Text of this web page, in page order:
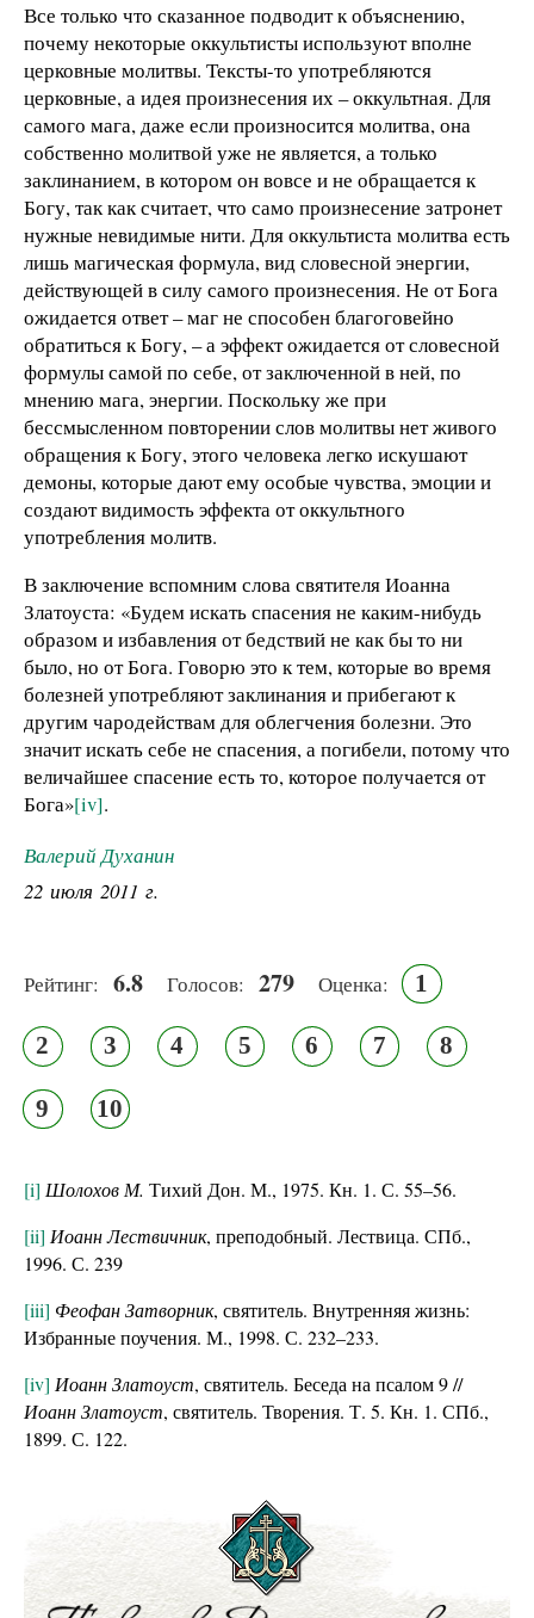
Все только что сказанное подводит к объяснению,
почему некоторые оккультисты используют вполне
церковные молитвы. Тексты-то употребляются
церковные, а идея произнесения их – оккультная. Для
самого мага, даже если произносится молитва, она
собственно молитвой уже не является, а только
заклинанием, в котором он вовсе и не обращается к
Богу, так как считает, что само произнесение затронет
нужные невидимые нити. Для оккультиста молитва есть
лишь магическая формула, вид словесной энергии,
действующей в силу самого произнесения. Не от Бога
ожидается ответ – маг не способен благоговейно
обратиться к Богу, – а эффект ожидается от словесной
формулы самой по себе, от заключенной в ней, по
мнению мага, энергии. Поскольку же при
бессмысленном повторении слов молитвы нет живого
обращения к Богу, этого человека легко искушают
демоны, которые дают ему особые чувства, эмоции и
создают видимость эффекта от оккультного
употребления молитв.
В заключение вспомним слова святителя Иоанна
Златоуста: «Будем искать спасения не каким-нибудь
образом и избавления от бедствий не как бы то ни
было, но от Бога. Говорю это к тем, которые во время
болезней употребляют заклинания и прибегают к
другим чародействам для облегчения болезни. Это
значит искать себе не спасения, а погибели, потому что
величайшее спасение есть то, которое получается от
Бога»[iv].
Валерий Духанин
22 июля 2011 г.
Рейтинг: 6.8 Голосов: 279 Оценка: 1
2 3 4 5 6 7 8
9 10
[i] Шолохов М. Тихий Дон. М., 1975. Кн. 1. С. 55–56.
[ii] Иоанн Лествичник, преподобный. Лествица. СПб.,
1996. С. 239
[iii] Феофан Затворник, святитель. Внутренняя жизнь:
Избранные поучения. М., 1998. С. 232–233.
[iv] Иоанн Златоуст, святитель. Беседа на псалом 9 //
Иоанн Златоуст, святитель. Творения. Т. 5. Кн. 1. СПб.,
1899. С. 122.